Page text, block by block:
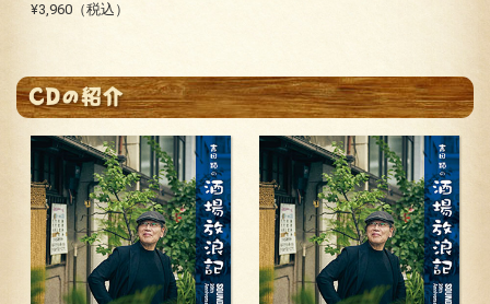
¥3,960（税込）